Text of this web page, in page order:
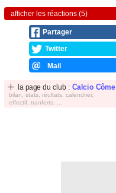
afficher les réactions (5)
Partager
Twitter
Mail
la page du club : Calcio Côme
bilan, stats, réultats, calendrier,
effectif, tranferts, ...